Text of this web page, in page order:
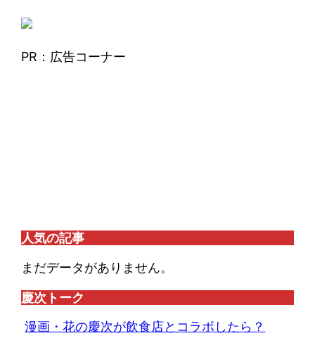
PR：広告コーナー
人気の記事
まだデータがありません。
慶次トーク
漫画・花の慶次が飲食店とコラボしたら？